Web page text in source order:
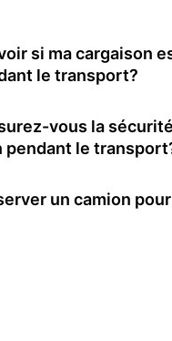
si ma cargaison
le transport?
vous la
pendant le
un camion